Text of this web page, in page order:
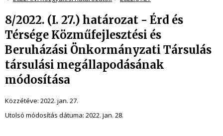
8/2022. (I. 27.) határozat - Érd és
Térsége Közműfejlesztési és
Beruházási Önkormányzati Társulás
társulási megállapodásának
módosítása
Közzétéve: 2022. jan. 27.
Utolsó módosítás dátuma: 2022. jan. 28.